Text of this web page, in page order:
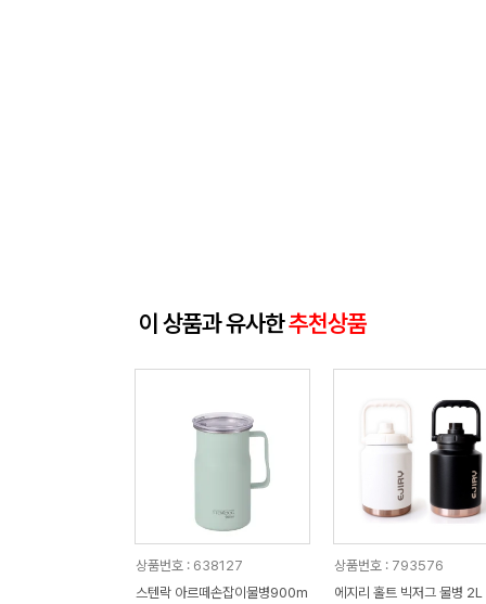
이 상품과 유사한추천상품
상품번호 : 638127
스텐락 아르떼손잡이물병900m
상품번호 : 793576
에지리 홀트 빅저그 물병 2L